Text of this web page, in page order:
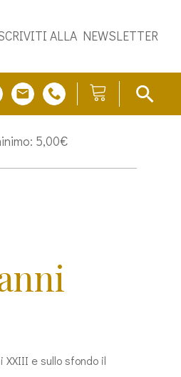
ALLA NEWSLETTER
5,00€
e sullo sfondo il